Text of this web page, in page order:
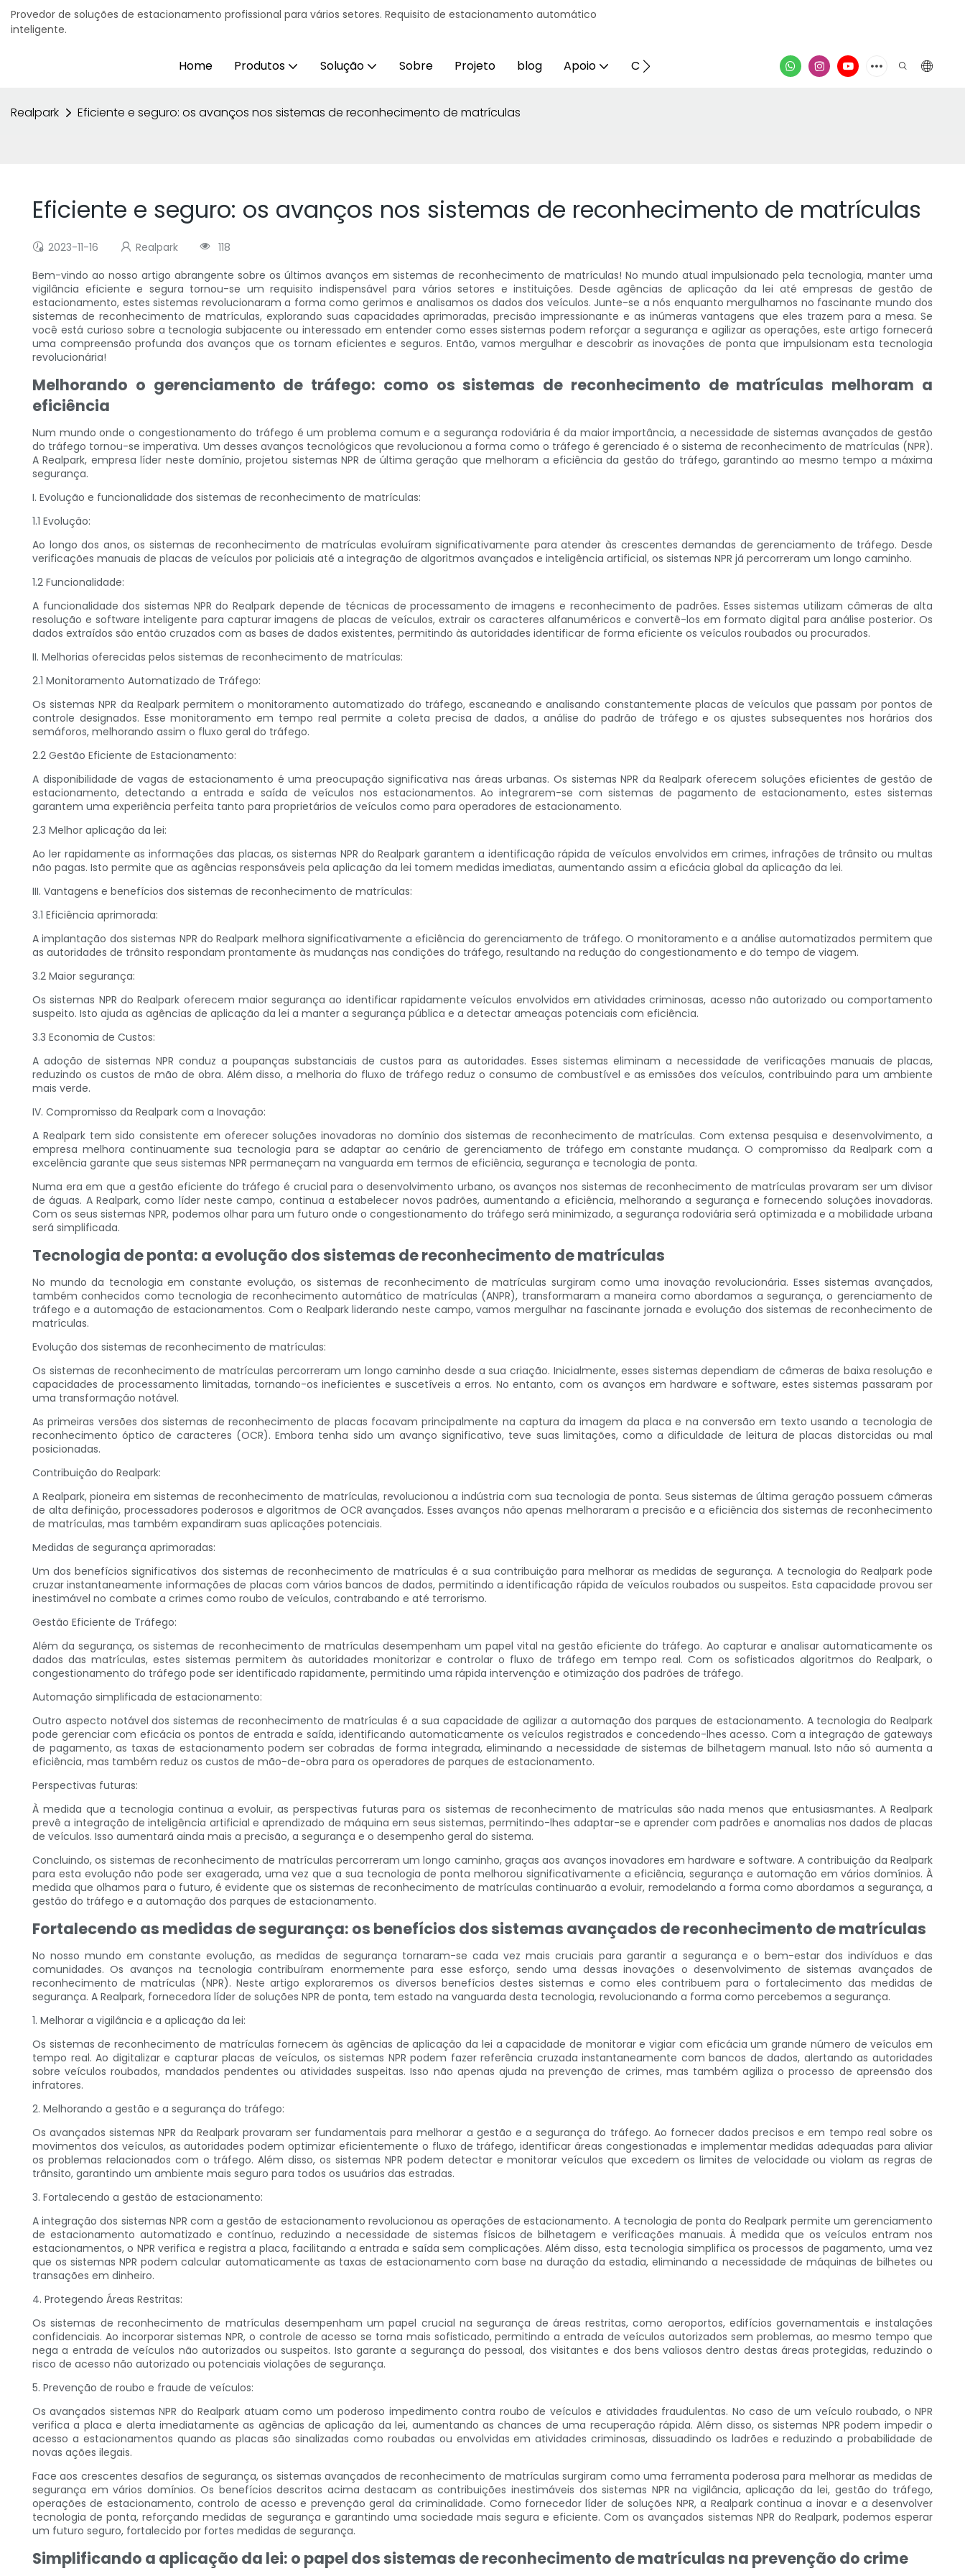
Provedor de soluções de estacionamento profissional para vários setores. Requisito de estacionamento automático
inteligente.
Home Produtos Solução Sobre Projeto blog Apoio Contato
Realpark Eficiente e seguro: os avanços nos sistemas de reconhecimento de matrículas
Eficiente e seguro: os avanços nos sistemas de reconhecimento de matrículas
2023-11-16 Realpark
118
Bem-vindo ao nosso artigo abrangente sobre os últimos avanços em sistemas de reconhecimento de matrículas! No mundo atual impulsionado pela tecnologia, manter uma
vigilância eficiente e segura tornou-se um requisito indispensável para vários setores e instituições. Desde agências de aplicação da lei até empresas de gestão de
estacionamento, estes sistemas revolucionaram a forma como gerimos e analisamos os dados dos veículos. Junte-se a nós enquanto mergulhamos no fascinante mundo dos
sistemas de reconhecimento de matrículas, explorando suas capacidades aprimoradas, precisão impressionante e as inúmeras vantagens que eles trazem para a mesa. Se
você está curioso sobre a tecnologia subjacente ou interessado em entender como esses sistemas podem reforçar a segurança e agilizar as operações, este artigo fornecerá
uma compreensão profunda dos avanços que os tornam eficientes e seguros. Então, vamos mergulhar e descobrir as inovações de ponta que impulsionam esta tecnologia
revolucionária!
Melhorando o gerenciamento de tráfego: como os sistemas de reconhecimento de matrículas melhoram a
eficiência
Num mundo onde o congestionamento do tráfego é um problema comum e a segurança rodoviária é da maior importância, a necessidade de sistemas avançados de gestão
do tráfego tornou-se imperativa. Um desses avanços tecnológicos que revolucionou a forma como o tráfego é gerenciado é o sistema de reconhecimento de matrículas (NPR).
A Realpark, empresa líder neste domínio, projetou sistemas NPR de última geração que melhoram a eficiência da gestão do tráfego, garantindo ao mesmo tempo a máxima
segurança.
I. Evolução e funcionalidade dos sistemas de reconhecimento de matrículas:
1.1 Evolução:
Ao longo dos anos, os sistemas de reconhecimento de matrículas evoluíram significativamente para atender às crescentes demandas de gerenciamento de tráfego. Desde
verificações manuais de placas de veículos por policiais até a integração de algoritmos avançados e inteligência artificial, os sistemas NPR já percorreram um longo caminho.
1.2 Funcionalidade:
A funcionalidade dos sistemas NPR do Realpark depende de técnicas de processamento de imagens e reconhecimento de padrões. Esses sistemas utilizam câmeras de alta
resolução e software inteligente para capturar imagens de placas de veículos, extrair os caracteres alfanuméricos e convertê-los em formato digital para análise posterior. Os
dados extraídos são então cruzados com as bases de dados existentes, permitindo às autoridades identificar de forma eficiente os veículos roubados ou procurados.
II. Melhorias oferecidas pelos sistemas de reconhecimento de matrículas:
2.1 Monitoramento Automatizado de Tráfego:
Os sistemas NPR da Realpark permitem o monitoramento automatizado do tráfego, escaneando e analisando constantemente placas de veículos que passam por pontos de
controle designados. Esse monitoramento em tempo real permite a coleta precisa de dados, a análise do padrão de tráfego e os ajustes subsequentes nos horários dos
semáforos, melhorando assim o fluxo geral do tráfego.
2.2 Gestão Eficiente de Estacionamento:
A disponibilidade de vagas de estacionamento é uma preocupação significativa nas áreas urbanas. Os sistemas NPR da Realpark oferecem soluções eficientes de gestão de
estacionamento, detectando a entrada e saída de veículos nos estacionamentos. Ao integrarem-se com sistemas de pagamento de estacionamento, estes sistemas
garantem uma experiência perfeita tanto para proprietários de veículos como para operadores de estacionamento.
2.3 Melhor aplicação da lei:
Ao ler rapidamente as informações das placas, os sistemas NPR do Realpark garantem a identificação rápida de veículos envolvidos em crimes, infrações de trânsito ou multas
não pagas. Isto permite que as agências responsáveis ​​pela aplicação da lei tomem medidas imediatas, aumentando assim a eficácia global da aplicação da lei.
III. Vantagens e benefícios dos sistemas de reconhecimento de matrículas:
3.1 Eficiência aprimorada:
A implantação dos sistemas NPR do Realpark melhora significativamente a eficiência do gerenciamento de tráfego. O monitoramento e a análise automatizados permitem que
as autoridades de trânsito respondam prontamente às mudanças nas condições do tráfego, resultando na redução do congestionamento e do tempo de viagem.
3.2 Maior segurança:
Os sistemas NPR do Realpark oferecem maior segurança ao identificar rapidamente veículos envolvidos em atividades criminosas, acesso não autorizado ou comportamento
suspeito. Isto ajuda as agências de aplicação da lei a manter a segurança pública e a detectar ameaças potenciais com eficiência.
3.3 Economia de Custos:
A adoção de sistemas NPR conduz a poupanças substanciais de custos para as autoridades. Esses sistemas eliminam a necessidade de verificações manuais de placas,
reduzindo os custos de mão de obra. Além disso, a melhoria do fluxo de tráfego reduz o consumo de combustível e as emissões dos veículos, contribuindo para um ambiente
mais verde.
IV. Compromisso da Realpark com a Inovação:
A Realpark tem sido consistente em oferecer soluções inovadoras no domínio dos sistemas de reconhecimento de matrículas. Com extensa pesquisa e desenvolvimento, a
empresa melhora continuamente sua tecnologia para se adaptar ao cenário de gerenciamento de tráfego em constante mudança. O compromisso da Realpark com a
excelência garante que seus sistemas NPR permaneçam na vanguarda em termos de eficiência, segurança e tecnologia de ponta.
Numa era em que a gestão eficiente do tráfego é crucial para o desenvolvimento urbano, os avanços nos sistemas de reconhecimento de matrículas provaram ser um divisor
de águas. A Realpark, como líder neste campo, continua a estabelecer novos padrões, aumentando a eficiência, melhorando a segurança e fornecendo soluções inovadoras.
Com os seus sistemas NPR, podemos olhar para um futuro onde o congestionamento do tráfego será minimizado, a segurança rodoviária será optimizada e a mobilidade urbana
será simplificada.
Tecnologia de ponta: a evolução dos sistemas de reconhecimento de matrículas
No mundo da tecnologia em constante evolução, os sistemas de reconhecimento de matrículas surgiram como uma inovação revolucionária. Esses sistemas avançados,
também conhecidos como tecnologia de reconhecimento automático de matrículas (ANPR), transformaram a maneira como abordamos a segurança, o gerenciamento de
tráfego e a automação de estacionamentos. Com o Realpark liderando neste campo, vamos mergulhar na fascinante jornada e evolução dos sistemas de reconhecimento de
matrículas.
Evolução dos sistemas de reconhecimento de matrículas:
Os sistemas de reconhecimento de matrículas percorreram um longo caminho desde a sua criação. Inicialmente, esses sistemas dependiam de câmeras de baixa resolução e
capacidades de processamento limitadas, tornando-os ineficientes e suscetíveis a erros. No entanto, com os avanços em hardware e software, estes sistemas passaram por
uma transformação notável.
As primeiras versões dos sistemas de reconhecimento de placas focavam principalmente na captura da imagem da placa e na conversão em texto usando a tecnologia de
reconhecimento óptico de caracteres (OCR). Embora tenha sido um avanço significativo, teve suas limitações, como a dificuldade de leitura de placas distorcidas ou mal
posicionadas.
Contribuição do Realpark:
A Realpark, pioneira em sistemas de reconhecimento de matrículas, revolucionou a indústria com sua tecnologia de ponta. Seus sistemas de última geração possuem câmeras
de alta definição, processadores poderosos e algoritmos de OCR avançados. Esses avanços não apenas melhoraram a precisão e a eficiência dos sistemas de reconhecimento
de matrículas, mas também expandiram suas aplicações potenciais.
Medidas de segurança aprimoradas:
Um dos benefícios significativos dos sistemas de reconhecimento de matrículas é a sua contribuição para melhorar as medidas de segurança. A tecnologia do Realpark pode
cruzar instantaneamente informações de placas com vários bancos de dados, permitindo a identificação rápida de veículos roubados ou suspeitos. Esta capacidade provou ser
inestimável no combate a crimes como roubo de veículos, contrabando e até terrorismo.
Gestão Eficiente de Tráfego:
Além da segurança, os sistemas de reconhecimento de matrículas desempenham um papel vital na gestão eficiente do tráfego. Ao capturar e analisar automaticamente os
dados das matrículas, estes sistemas permitem às autoridades monitorizar e controlar o fluxo de tráfego em tempo real. Com os sofisticados algoritmos do Realpark, o
congestionamento do tráfego pode ser identificado rapidamente, permitindo uma rápida intervenção e otimização dos padrões de tráfego.
Automação simplificada de estacionamento:
Outro aspecto notável dos sistemas de reconhecimento de matrículas é a sua capacidade de agilizar a automação dos parques de estacionamento. A tecnologia do Realpark
pode gerenciar com eficácia os pontos de entrada e saída, identificando automaticamente os veículos registrados e concedendo-lhes acesso. Com a integração de gateways
de pagamento, as taxas de estacionamento podem ser cobradas de forma integrada, eliminando a necessidade de sistemas de bilhetagem manual. Isto não só aumenta a
eficiência, mas também reduz os custos de mão-de-obra para os operadores de parques de estacionamento.
Perspectivas futuras:
À medida que a tecnologia continua a evoluir, as perspectivas futuras para os sistemas de reconhecimento de matrículas são nada menos que entusiasmantes. A Realpark
prevê a integração de inteligência artificial e aprendizado de máquina em seus sistemas, permitindo-lhes adaptar-se e aprender com padrões e anomalias nos dados de placas
de veículos. Isso aumentará ainda mais a precisão, a segurança e o desempenho geral do sistema.
Concluindo, os sistemas de reconhecimento de matrículas percorreram um longo caminho, graças aos avanços inovadores em hardware e software. A contribuição da Realpark
para esta evolução não pode ser exagerada, uma vez que a sua tecnologia de ponta melhorou significativamente a eficiência, segurança e automação em vários domínios. À
medida que olhamos para o futuro, é evidente que os sistemas de reconhecimento de matrículas continuarão a evoluir, remodelando a forma como abordamos a segurança, a
gestão do tráfego e a automação dos parques de estacionamento.
Fortalecendo as medidas de segurança: os benefícios dos sistemas avançados de reconhecimento de matrículas
No nosso mundo em constante evolução, as medidas de segurança tornaram-se cada vez mais cruciais para garantir a segurança e o bem-estar dos indivíduos e das
comunidades. Os avanços na tecnologia contribuíram enormemente para esse esforço, sendo uma dessas inovações o desenvolvimento de sistemas avançados de
reconhecimento de matrículas (NPR). Neste artigo exploraremos os diversos benefícios destes sistemas e como eles contribuem para o fortalecimento das medidas de
segurança. A Realpark, fornecedora líder de soluções NPR de ponta, tem estado na vanguarda desta tecnologia, revolucionando a forma como percebemos a segurança.
1. Melhorar a vigilância e a aplicação da lei:
Os sistemas de reconhecimento de matrículas fornecem às agências de aplicação da lei a capacidade de monitorar e vigiar com eficácia um grande número de veículos em
tempo real. Ao digitalizar e capturar placas de veículos, os sistemas NPR podem fazer referência cruzada instantaneamente com bancos de dados, alertando as autoridades
sobre veículos roubados, mandados pendentes ou atividades suspeitas. Isso não apenas ajuda na prevenção de crimes, mas também agiliza o processo de apreensão dos
infratores.
2. Melhorando a gestão e a segurança do tráfego:
Os avançados sistemas NPR da Realpark provaram ser fundamentais para melhorar a gestão e a segurança do tráfego. Ao fornecer dados precisos e em tempo real sobre os
movimentos dos veículos, as autoridades podem optimizar eficientemente o fluxo de tráfego, identificar áreas congestionadas e implementar medidas adequadas para aliviar
os problemas relacionados com o tráfego. Além disso, os sistemas NPR podem detectar e monitorar veículos que excedem os limites de velocidade ou violam as regras de
trânsito, garantindo um ambiente mais seguro para todos os usuários das estradas.
3. Fortalecendo a gestão de estacionamento:
A integração dos sistemas NPR com a gestão de estacionamento revolucionou as operações de estacionamento. A tecnologia de ponta do Realpark permite um gerenciamento
de estacionamento automatizado e contínuo, reduzindo a necessidade de sistemas físicos de bilhetagem e verificações manuais. À medida que os veículos entram nos
estacionamentos, o NPR verifica e registra a placa, facilitando a entrada e saída sem complicações. Além disso, esta tecnologia simplifica os processos de pagamento, uma vez
que os sistemas NPR podem calcular automaticamente as taxas de estacionamento com base na duração da estadia, eliminando a necessidade de máquinas de bilhetes ou
transações em dinheiro.
4. Protegendo Áreas Restritas:
Os sistemas de reconhecimento de matrículas desempenham um papel crucial na segurança de áreas restritas, como aeroportos, edifícios governamentais e instalações
confidenciais. Ao incorporar sistemas NPR, o controle de acesso se torna mais sofisticado, permitindo a entrada de veículos autorizados sem problemas, ao mesmo tempo que
nega a entrada de veículos não autorizados ou suspeitos. Isto garante a segurança do pessoal, dos visitantes e dos bens valiosos dentro destas áreas protegidas, reduzindo o
risco de acesso não autorizado ou potenciais violações de segurança.
5. Prevenção de roubo e fraude de veículos:
Os avançados sistemas NPR do Realpark atuam como um poderoso impedimento contra roubo de veículos e atividades fraudulentas. No caso de um veículo roubado, o NPR
verifica a placa e alerta imediatamente as agências de aplicação da lei, aumentando as chances de uma recuperação rápida. Além disso, os sistemas NPR podem impedir o
acesso a estacionamentos quando as placas são sinalizadas como roubadas ou envolvidas em atividades criminosas, dissuadindo os ladrões e reduzindo a probabilidade de
novas ações ilegais.
Face aos crescentes desafios de segurança, os sistemas avançados de reconhecimento de matrículas surgiram como uma ferramenta poderosa para melhorar as medidas de
segurança em vários domínios. Os benefícios descritos acima destacam as contribuições inestimáveis ​​dos sistemas NPR na vigilância, aplicação da lei, gestão do tráfego,
operações de estacionamento, controlo de acesso e prevenção geral da criminalidade. Como fornecedor líder de soluções NPR, a Realpark continua a inovar e a desenvolver
tecnologia de ponta, reforçando medidas de segurança e garantindo uma sociedade mais segura e eficiente. Com os avançados sistemas NPR do Realpark, podemos esperar
um futuro seguro, fortalecido por fortes medidas de segurança.
Simplificando a aplicação da lei: o papel dos sistemas de reconhecimento de matrículas na prevenção do crime